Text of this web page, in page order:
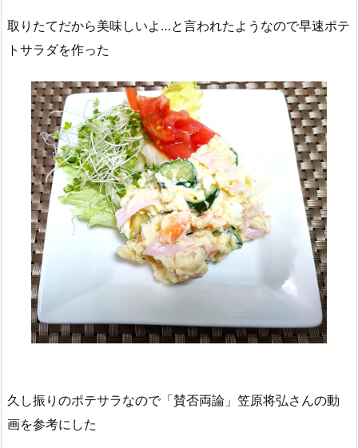
取りたてだから美味しいよ…と言われたようなので早速ポテ
トサラダを作った
久し振りのポテサラなので「賛否両論」笠原将弘さんの動
画を参考にした